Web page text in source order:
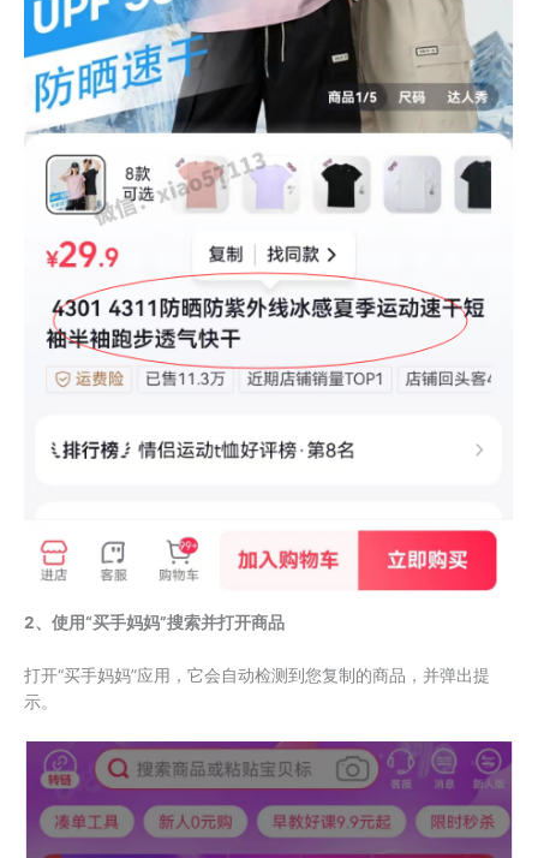
2、使用“买手妈妈”搜索并打开商品
打开“买手妈妈”应用，它会自动检测到您复制的商品，并弹出提
示。